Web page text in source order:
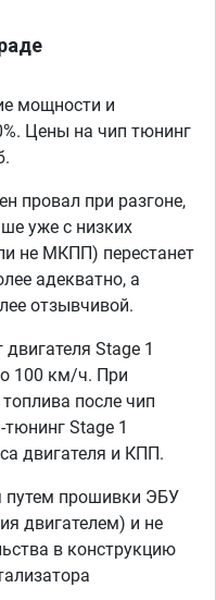
мощности и
Цены на чип тюнинг
провал при разгоне,
уже с низких
не МКПП) перестанет
адекватно, а
отзывчивой.
Stage 1
100 км/ч. При
после чип
Stage 1
двигателя и КПП.
путем прошивки ЭБУ
двигателем) и не
в конструкцию